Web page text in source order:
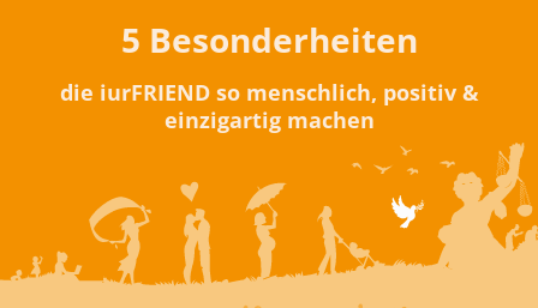
5 Besonderheiten
die iurFRIEND so menschlich, positiv &
einzigartig machen